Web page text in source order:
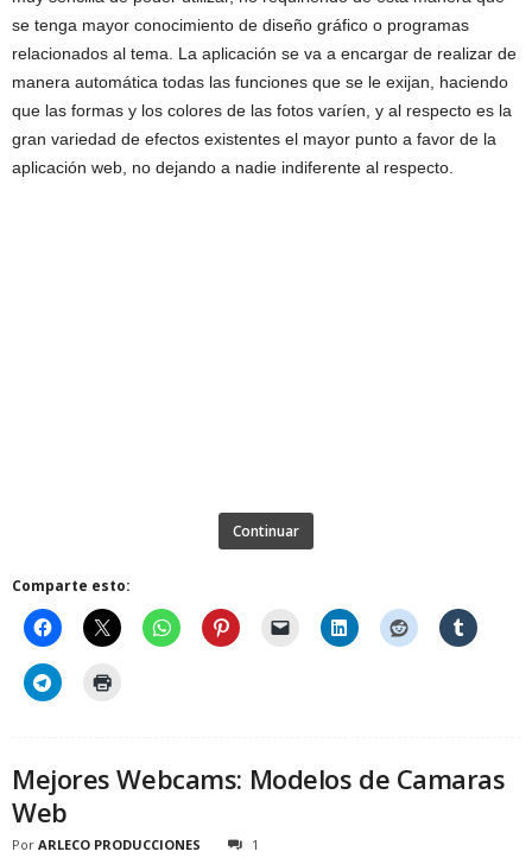
se tenga mayor conocimiento de diseño gráfico o programas
relacionados al tema. La aplicación se va a encargar de realizar de
manera automática todas las funciones que se le exijan, haciendo
que las formas y los colores de las fotos varíen, y al respecto es la
gran variedad de efectos existentes el mayor punto a favor de la
aplicación web, no dejando a nadie indiferente al respecto.
Continuar
Comparte esto:
Mejores Webcams: Modelos de Camaras
Web
Por ARLECO PRODUCCIONES 1